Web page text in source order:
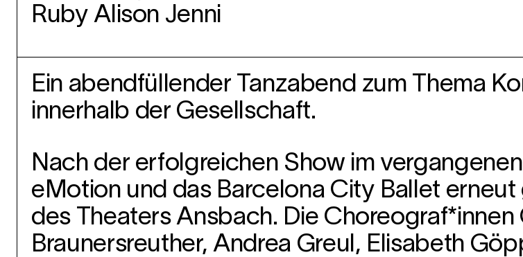
Ruby Alison Jenni
Ein abendfüllender Tanzabend zum Thema
innerhalb der Gesellschaft.
Nach der erfolgreichen Show im
eMotion und das Barcelona City Ballet
des Theaters Ansbach. Die Choreograf*innen
Braunersreuther, Andrea Greul, Elisabeth